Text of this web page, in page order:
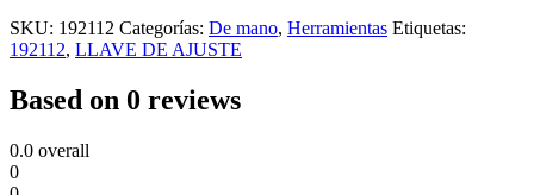
SKU: 192112 Categorías: De mano, Herramientas Etiquetas:
192112, LLAVE DE AJUSTE
Based on 0 reviews
0.0 overall
0